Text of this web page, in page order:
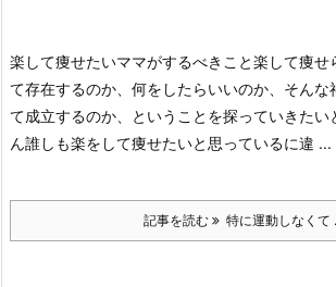
楽して痩せたいママがするべきこと楽して痩せ
て存在するのか、何をしたらいいのか、そんな
て成立するのか、ということを探っていきたい
ん誰しも楽をして痩せたいと思っているに違 ...
記事を読む 特に運動しなくて